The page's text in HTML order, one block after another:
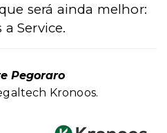
será ainda melhor:
Service.
Pegoraro
Kronoos.